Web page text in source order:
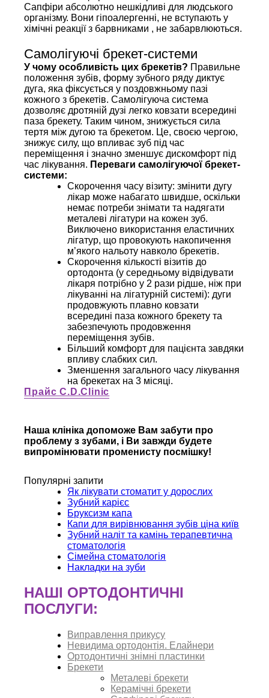
Сапфіри абсолютно нешкідливі для людського
організму. Вони гіпоалергенні, не вступають у
хімічні реакції з барвниками , не забарвлюються.
Самолігуючі брекет-системи
У чому особливість цих брекетів? Правильне
положення зубів, форму зубного ряду диктує
дуга, яка фіксується у поздовжньому пазі
кожного з брекетів. Самолігуюча система
дозволяє дротяній дузі легко ковзати всередині
паза брекету. Таким чином, знижується сила
тертя між дугою та брекетом. Це, своєю чергою,
знижує силу, що впливає зуб під час
переміщення і значно зменшує дискомфорт під
час лікування. Переваги самолігуючої брекет-
системи:
Скорочення часу візиту: змінити дугу
лікар може набагато швидше, оскільки
немає потреби знімати та надягати
металеві лігатури на кожен зуб.
Виключено використання еластичних
лігатур, що провокують накопичення
м’якого нальоту навколо брекетів.
Скорочення кількості візитів до
ортодонта (у середньому відвідувати
лікаря потрібно у 2 рази рідше, ніж при
лікуванні на лігатурній системі): дуги
продовжують плавно ковзати
всередині паза кожного брекету та
забезпечують продовження
переміщення зубів.
Більший комфорт для пацієнта завдяки
впливу слабких сил.
Зменшення загального часу лікування
на брекетах на 3 місяці.
Прайс C.D.Clinic
Наша клініка допоможе Вам забути про
проблему з зубами, і Ви завждибудете
випромінювати променисту посмішку!
Популярні запити
Як лікувати стоматит у дорослих
Зубний карієс
Бруксизм капа
Капи для вирівнювання зубів ціна київ
Зубний наліт та камінь терапевтична
стоматологія
Сімейна стоматологія
Накладки на зуби
НАШІ ОРТОДОНТИЧНІ
ПОСЛУГИ:
Виправлення прикусу
Невидима ортодонтія. Елайнери
Ортодонтичні знімні пластинки
Брекети
Металеві брекети
Керамічні брекети